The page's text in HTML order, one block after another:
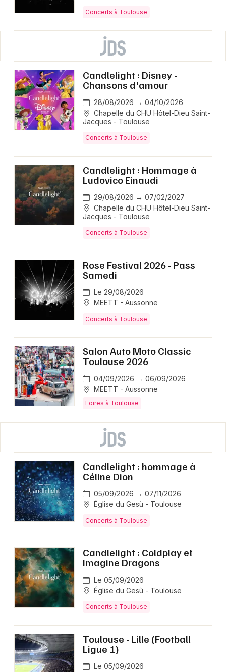
Concerts à Toulouse
Candlelight : Disney -
Chansons d'amour
28/08/2026 → 04/10/2026
Chapelle du CHU Hôtel-Dieu Saint-
Jacques - Toulouse
Concerts à Toulouse
Candlelight : Hommage à
Ludovico Einaudi
29/08/2026 → 07/02/2027
Chapelle du CHU Hôtel-Dieu Saint-
Jacques - Toulouse
Concerts à Toulouse
Rose Festival 2026 - Pass
Samedi
Le 29/08/2026
MEETT - Aussonne
Concerts à Toulouse
Salon Auto Moto Classic
Toulouse 2026
04/09/2026 → 06/09/2026
MEETT - Aussonne
Foires à Toulouse
Candlelight : hommage à
Céline Dion
05/09/2026 → 07/11/2026
Église du Gesù - Toulouse
Concerts à Toulouse
Candlelight : Coldplay et
Imagine Dragons
Le 05/09/2026
Église du Gesù - Toulouse
Concerts à Toulouse
Toulouse - Lille (Football
Ligue 1)
Le 05/09/2026